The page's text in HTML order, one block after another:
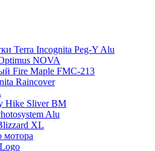
Terra Incognita Peg-Y Alu
NOVA
Fire Maple FMC-213
Raincover
Hike Sliver BM
Alu
XL
мотора